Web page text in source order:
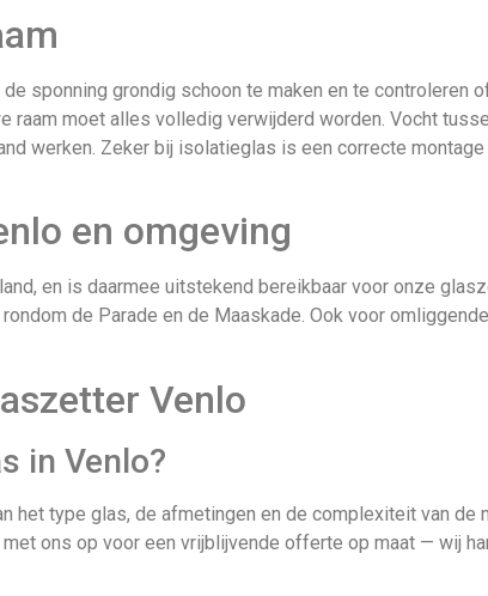
sponning grondig schoon te maken en te controleren
raam moet alles volledig verwijderd worden. Vocht
werken. Zeker bij isolatieglas is een correcte
en omgeving
en is daarmee uitstekend bereikbaar voor onze
de Parade en de Maaskade. Ook voor
Venlo
in Venlo?
het type glas, de afmetingen en de complexiteit van de
ons op voor een vrijblijvende offerte op maat — wij